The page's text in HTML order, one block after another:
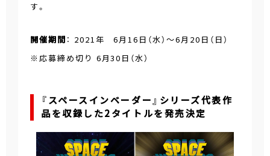
す。
開催期間 ： 2021年 6月16日（水）～6月20日（日）
※応募締め切り 6月30日（水）
『スペースインベーダー』シリーズ代表作
品を収録した2タイトルを発売決定